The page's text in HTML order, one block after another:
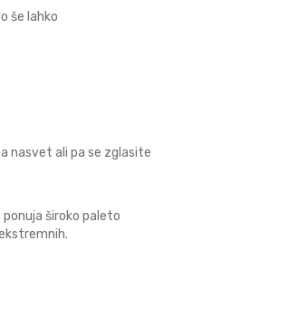
še lahko
nasvet ali pa se zglasite
široko paleto